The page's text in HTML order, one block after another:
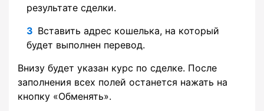
результате сделки.
Вставить адрес кошелька, на который
будет выполнен перевод.
Внизу будет указан курс по сделке. После
заполнения всех полей останется нажать на
кнопку «Обменять».